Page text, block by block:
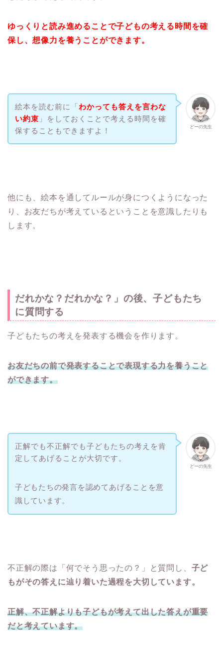
ゆっくりと読み進めることで子どもの考える時間を確
保し、想像力を養うことができます。
どーの先生
絵本を読む前に「わかっても答えを言わな
い約束 」をしておくことで考える時間を確
保することもできますよ！
他にも、絵本を通してルールが身につくようになった
り、お友だちが考えているということを意識したりも
します。
だれかな？だれかな？」の後、子どもたち
に質問する
子どもたちの考えを発表する機会を作ります。
お友だちの前で発表することで表現する力を養うこと
ができます。
どーの先生
正解でも不正解でも子どもたちの考えを肯
定してあげることが大切です。
子どもたちの発言を認めてあげることを意
識しています。
不正解の際は「何でそう思ったの？」と質問し、 子ど
もがその答えに辿り着いた過程を大切しています。
正解、不正解よりも子どもが考えて出した答えが重要
だと考えています。